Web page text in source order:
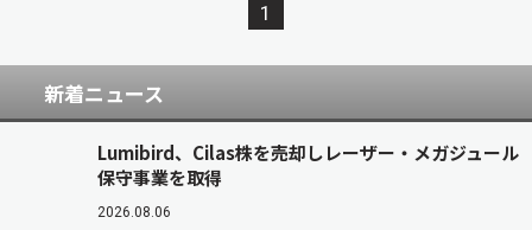
1
新着ニュース
Lumibird、Cilas株を売却しレーザー・メガジュール
保守事業を取得
2026.08.06